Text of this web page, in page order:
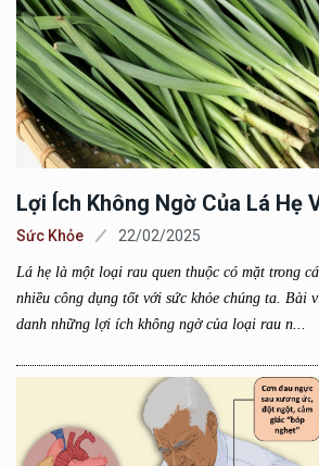
Lợi Ích Không Ngờ Của Lá Hẹ
Sức Khỏe 22/02/2025
Lá hẹ là một loại rau quen thuộc có mặt trong
nhiều công dụng tốt với sức khỏe chúng ta. Bài
danh những lợi ích không ngờ của loại rau n...